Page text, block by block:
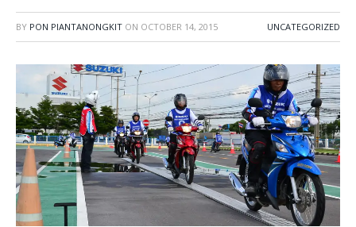
BY PON PIANTANONGKIT ON OCTOBER 14, 2015 UNCATEGORIZED